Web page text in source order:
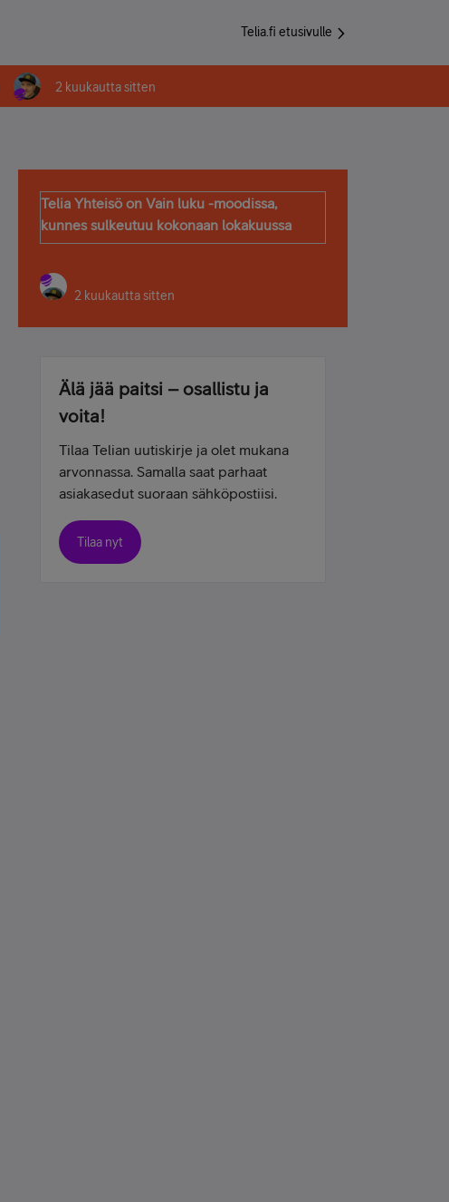
Telia.fi etusivulle
2 kuukautta sitten
Telia Yhteisö on Vain luku -moodissa,
kunnes sulkeutuu kokonaan lokakuussa
2 kuukautta sitten
Älä jää paitsi – osallistu ja
voita!
Tilaa Telian uutiskirje ja olet mukana
arvonnassa. Samalla saat parhaat
asiakasedut suoraan sähköpostiisi.
Tilaa nyt